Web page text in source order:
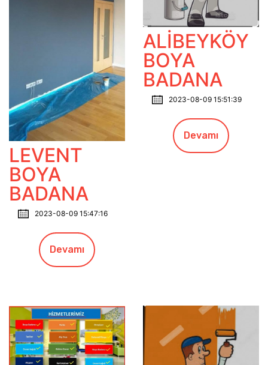
LEVENT
BOYA
BADANA
2023-08-09 15:47:16
Devamı
ALİBEYKÖY
BOYA
BADANA
2023-08-09 15:51:39
Devamı